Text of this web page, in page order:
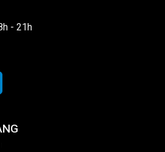
- 21h